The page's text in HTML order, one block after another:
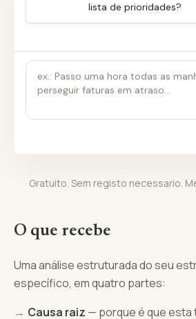
lista de prioridades?
Gratuito. Sem registo necessario.
O que recebe
Uma análise estruturada do seu
específico, em quatro partes:
Causa raiz — porque é que esta